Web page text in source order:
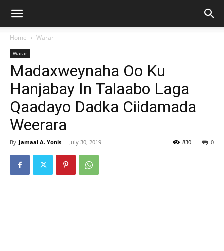
Home Warar
Warar
Madaxweynaha Oo Ku
Hanjabay In Talaabo Laga
Qaadayo Dadka Ciidamada
Weerara
By Jamaal A. Yonis - July 30, 2019 0
830